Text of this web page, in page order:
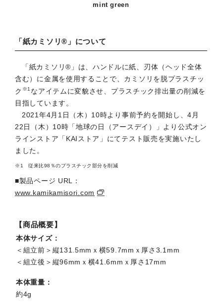
mint green
「紙カミソリ®」について
「紙カミソリ®」は、ハンドルに紙、刃体（ヘッド全体
含む）に金属を使用することで、カミソリを脱プラスチッ
ク ※1 なアイテムに変貌させ、プラスチック排出量の削減を
目指しています。
2021年4月1日（木）10時より事前予約を開始し、4月
22日（木）10時「地球の日（アースデイ）」より公式オン
ラインストア「KAIストア」にてテスト販売を実施いたし
ました。
従来比98％のプラスチック部分を削減
■製品ページ URL：
www.kamikamisori.com
【商品概要】
本体サイズ
＜組立前＞縦131.5mmｘ横59.7mmｘ厚さ3.1mm
＜組立後＞縦96mmｘ横41.6mmｘ厚さ17mm
本体重量
約4g